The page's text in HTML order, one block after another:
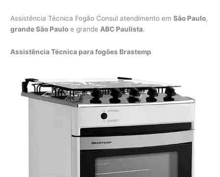
Assistência Técnica Fogão Consul atendimento emSão Paulo,
grande São Paulo e grandeABC Paulista.
Assistência Técnica para fogões Brastemp